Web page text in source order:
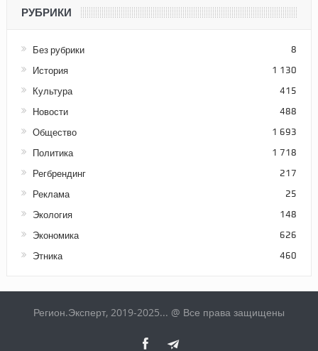
РУБРИКИ
Без рубрики 8
История 1 130
Культура 415
Новости 488
Общество 1 693
Политика 1 718
Регбрендинг 217
Реклама 25
Экология 148
Экономика 626
Этника 460
Регион.Эксперт, 2019-2025... @ Все права защищены